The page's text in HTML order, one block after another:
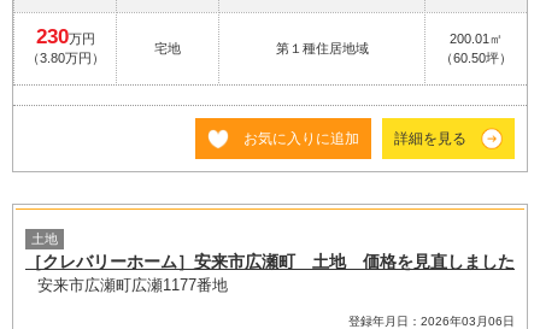
230万円
（3.80万円）
宅地 第１種住居地域
200.01㎡
（60.50坪）
お気に入りに追加 詳細を見る
土地
［クレバリーホーム］安来市広瀬町 土地 価格を見直しました
安来市広瀬町広瀬1177番地
登録年月日：2026年03月06日